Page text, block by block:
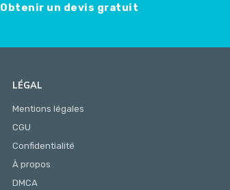
Obtenir un devis gratuit
LÉGAL
Mentions légales
CGU
Confidentialité
À propos
DMCA